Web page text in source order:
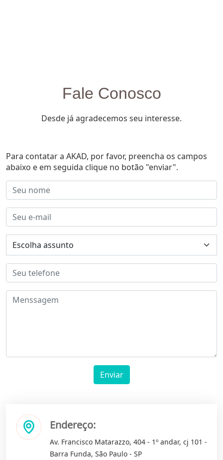
Fale Conosco
Desde já agradecemos seu interesse.
Para contatar a AKAD, por favor, preencha os campos
abaixo e em seguida clique no botão "enviar".
Enviar
Endereço:
Av. Francisco Matarazzo, 404 - 1º andar, cj 101 -
Barra Funda, São Paulo - SP